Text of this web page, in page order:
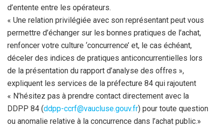
d’entente entre les opérateurs.
« Une relation privilégiée avec son représentant peut vous
permettre d’échanger sur les bonnes pratiques de l’achat,
renfoncer votre culture ‘concurrence’ et, le cas échéant,
déceler des indices de pratiques anticoncurrentielles lors
de la présentation du rapport d’analyse des offres »,
expliquent les services de la préfecture 84 qui rajoutent
« N’hésitez pas à prendre contact directement avec la
DDPP 84 (ddpp-ccrf@vaucluse.gouv.fr) pour toute question
ou anomalie relative à la concurrence dans l’achat public.»